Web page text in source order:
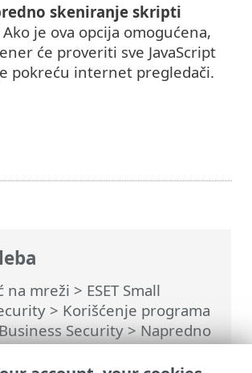
na mreži > ESET Small
> Korišćenje programa
Business Security>Napredno
>Zaštite>Zaštita Veb
skeniranje skripti
Ako je ova opcija omogućena,
će proveriti sve JavaScript
pokreću internet pregledači.